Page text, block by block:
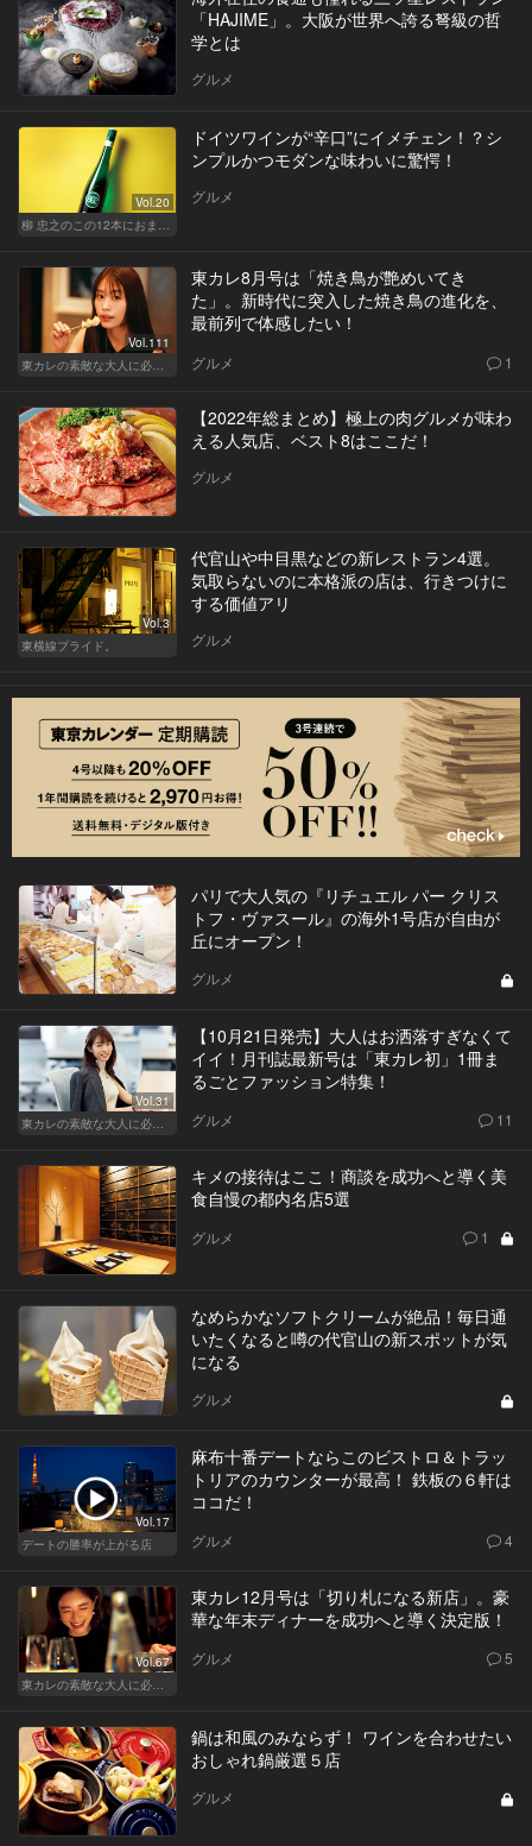
「HAJIME」。大阪が世界へ誇る弩級の哲
学とは
グルメ
Vol.20
柳 忠之のこの12本におまかせ
ドイツワインが“辛口”にイメチェン！？シ
ンプルかつモダンな味わいに驚愕！
グルメ
Vol.111
東カレの素敵な大人に必要なこと
東カレ8月号は「焼き鳥が艶めいてき
た」。新時代に突入した焼き鳥の進化を、
最前列で体感したい！
グルメ 1
【2022年総まとめ】極上の肉グルメが味わ
える人気店、ベスト8はここだ！
グルメ
Vol.3
東横線プライド。
代官山や中目黒などの新レストラン4選。
気取らないのに本格派の店は、行きつけに
する価値アリ
グルメ
パリで大人気の『リチュエル パー クリス
トフ・ヴァスール』の海外1号店が自由が
丘にオープン！
グルメ
Vol.31
東カレの素敵な大人に必要なこと
【10月21日発売】大人はお洒落すぎなくて
イイ！月刊誌最新号は「東カレ初」1冊ま
るごとファッション特集！
グルメ 11
キメの接待はここ！商談を成功へと導く美
食自慢の都内名店5選
グルメ 1
なめらかなソフトクリームが絶品！毎日通
いたくなると噂の代官山の新スポットが気
になる
グルメ
Vol.17
デートの勝率が上がる店
麻布十番デートならこのビストロ＆トラッ
トリアのカウンターが最高！ 鉄板の６軒は
ココだ！
グルメ 4
Vol.67
東カレの素敵な大人に必要なこと
東カレ12月号は「切り札になる新店」。豪
華な年末ディナーを成功へと導く決定版！
グルメ 5
鍋は和風のみならず！ ワインを合わせたい
おしゃれ鍋厳選５店
グルメ